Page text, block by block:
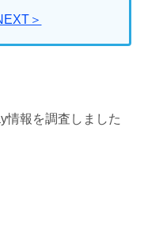
＞
情報を調査しました